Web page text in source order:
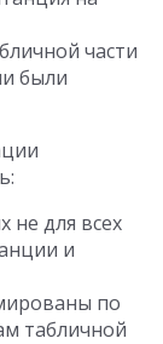
части
были
не для всех
и
по
табличной